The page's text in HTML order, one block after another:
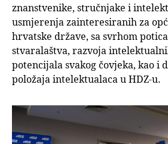
znanstvenike, stručnjake i
usmjerenja zainteresiranih za
hrvatske države, sa svrhom
stvaralaštva, razvoja
potencijala svakog čovjeka, kao i
položaja intelektualaca u HDZ-u.